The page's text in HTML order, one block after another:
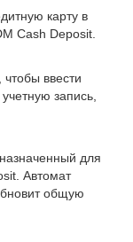
карту в
Cash Deposit.
ввести
запись,
для
Автомат
общую